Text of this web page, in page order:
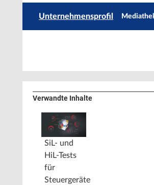
Unternehmensprofil
Verwandte Inhalte
SiL- und
HiL-Tests
für
Steuergeräte